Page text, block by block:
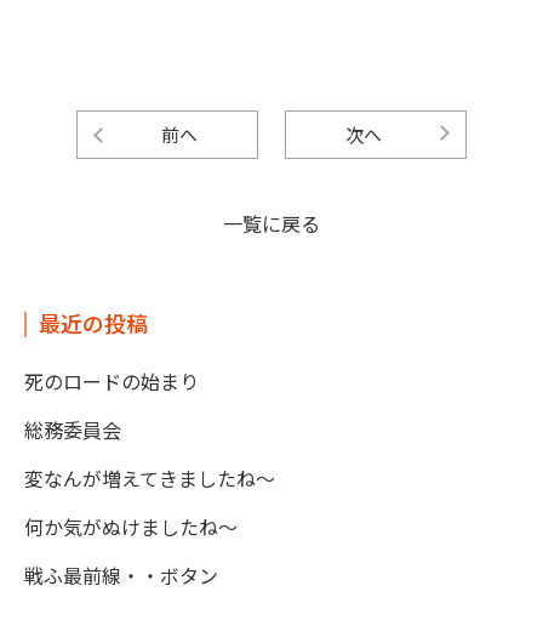
前へ 次へ
一覧に戻る
最近の投稿
死のロードの始まり
総務委員会
変なんが増えてきましたね～
何か気がぬけましたね～
戦ふ最前線・・ボタン